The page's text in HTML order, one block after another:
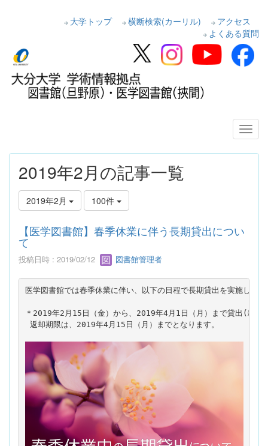
大学トップ 横断検索(カーリル)
アクセス
よくある質問
2019年2月の記事一覧
2019年2月 100件
【医学図書館】春季休業に伴う長期貸出につい
て
投稿日時 : 2019/02/12 図書館管理者
＊2019年2月15日（金）から、2019年4月1日（月）まで貸出(雑誌
返却期限は、2019年4月15日（月）までとなります。